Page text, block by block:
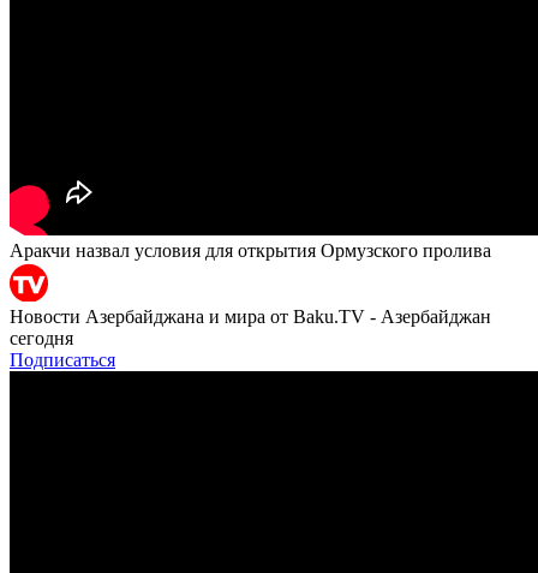
Аракчи назвал условия для открытия Ормузского пролива
Новости Азербайджана и мира от Baku.TV - Азербайджан
сегодня
Подписаться